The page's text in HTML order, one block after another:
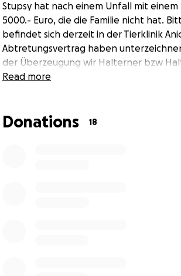
Stupsy hat nach einem Unfall mit
5000.- Euro, die die Familie nicht hat.
befindet sich derzeit in der Tierklinik
Abtretungsvertrag haben
der Überzeugung wir Halterner bzw
Read more
Donations 18